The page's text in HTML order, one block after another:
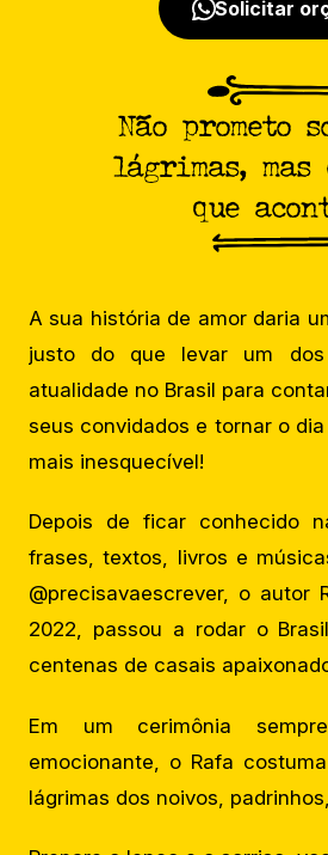
Solicitar
Não prometo
lágrimas,
que
A sua história de amor daria
justo do que levar um
atualidade no Brasil para
seus convidados e tornar o
mais inesquecível!
Depois de ficar conhecido
frases, textos, livros e
@precisavaescrever, o autor
2022, passou a rodar o
centenas de casais
Em um cerimônia
emocionante, o Rafa
lágrimas dos noivos,